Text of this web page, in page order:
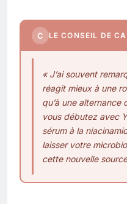
C LE CONSEIL DE
« J’ai souvent
réagit mieux à une
qu’à une alternance
vous débutez avec
sérum à la
laisser votre
cette nouvelle